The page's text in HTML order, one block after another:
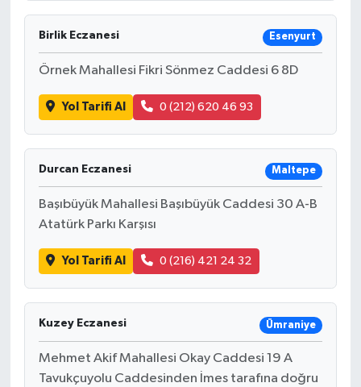
Birlik Eczanesi Esenyurt
Örnek Mahallesi Fikri Sönmez Caddesi 6 8D
Yol Tarifi Al 0 (212) 620 46 93
Durcan Eczanesi Maltepe
Başıbüyük Mahallesi Başıbüyük Caddesi 30 A-B
Atatürk Parkı Karşısı
Yol Tarifi Al 0 (216) 421 24 32
Kuzey Eczanesi Ümraniye
Mehmet Akif Mahallesi Okay Caddesi 19 A
Tavukçuyolu Caddesinden İmes tarafına doğru